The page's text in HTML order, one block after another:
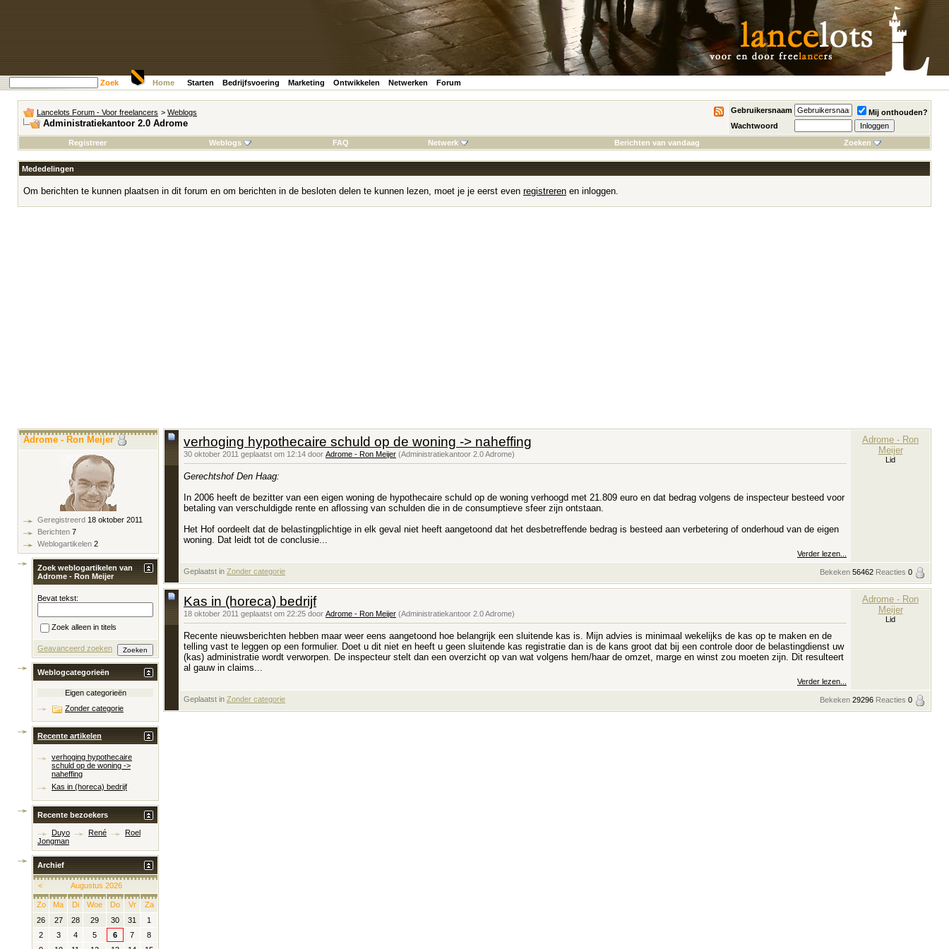
Zoek Home Starten Bedrijfsvoering Marketing Ontwikkelen Netwerken Forum
Lancelots Forum - Voor freelancers > Weblogs
Administratiekantoor 2.0 Adrome
Gebruikersnaam
Mij onthouden?
Wachtwoord
Registreer
Weblogs FAQ Netwerk Berichten van vandaag Zoeken
Mededelingen
Om berichten te kunnen plaatsen in dit forum en om berichten in de besloten delen te kunnen lezen, moet je je eerst even registreren en inloggen.
verhoging hypothecaire schuld op de woning -> naheffing
30 oktober 2011 geplaatst om 12:14 door Adrome - Ron Meijer (Administratiekantoor 2.0 Adrome)
Gerechtshof Den Haag:
In 2006 heeft de bezitter van een eigen woning de hypothecaire schuld op de woning verhoogd met 21.809 euro en dat bedrag volgens de inspecteur besteed voor
betaling van verschuldigde rente en aflossing van schulden die in de consumptieve sfeer zijn ontstaan.
Het Hof oordeelt dat de belastingplichtige in elk geval niet heeft aangetoond dat het desbetreffende bedrag is besteed aan verbetering of onderhoud van de eigen
woning. Dat leidt tot de conclusie...
Verder lezen...
Adrome - Ron
Meijer
Lid
Geplaatst in Zonder categorie Bekeken 56462 Reacties 0
Kas in (horeca) bedrijf
18 oktober 2011 geplaatst om 22:25 door Adrome - Ron Meijer (Administratiekantoor 2.0 Adrome)
Recente nieuwsberichten hebben maar weer eens aangetoond hoe belangrijk een sluitende kas is. Mijn advies is minimaal wekelijks de kas op te maken en de
telling vast te leggen op een formulier. Doet u dit niet en heeft u geen sluitende kas registratie dan is de kans groot dat bij een controle door de belastingdienst uw
(kas) administratie wordt verworpen. De inspecteur stelt dan een overzicht op van wat volgens hem/haar de omzet, marge en winst zou moeten zijn. Dit resulteert
al gauw in claims...
Verder lezen...
Adrome - Ron
Meijer
Lid
Geplaatst in Zonder categorie Bekeken 29296 Reacties 0
Adrome - Ron Meijer
Geregistreerd 18 oktober 2011
Berichten 7
Weblogartikelen 2
Zoek weblogartikelen van
Adrome - Ron Meijer
Bevat tekst:
Zoek alleen in titels
Geavanceerd zoeken
Weblogcategorieën
Eigen categorieën
Zonder categorie
Recente artikelen
verhoging hypothecaire
schuld op de woning ->
naheffing
Kas in (horeca) bedrijf
Recente bezoekers
Duyo René
Roel
Jongman
Archief
< Augustus 2026
Zo Ma Di Woe Do Vr
Za
26
27 28 29 30 31
1
2
3 4 5 6 7
8